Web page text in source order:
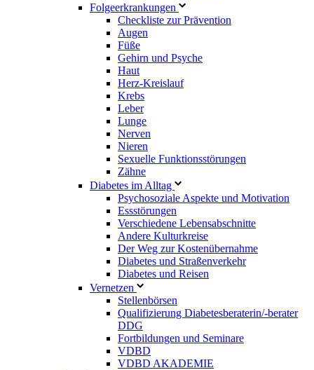
Folgeerkrankungen
Checkliste zur Prävention
Augen
Füße
Gehirn und Psyche
Haut
Herz-Kreislauf
Krebs
Leber
Lunge
Nerven
Nieren
Sexuelle Funktionsstörungen
Zähne
Diabetes im Alltag
Psychosoziale Aspekte und Motivation
Essstörungen
Verschiedene Lebensabschnitte
Andere Kulturkreise
Der Weg zur Kostenübernahme
Diabetes und Straßenverkehr
Diabetes und Reisen
Vernetzen
Stellenbörsen
Qualifizierung Diabetesberaterin/­-berater
DDG
Fortbildungen und Seminare
VDBD
VDBD AKADEMIE